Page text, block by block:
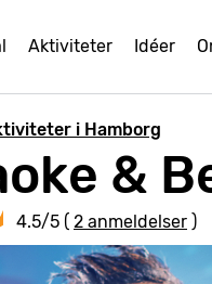
Aktiviteter Idéer
i Hamborg
&
4.5/5 ( 2 anmeldelser )